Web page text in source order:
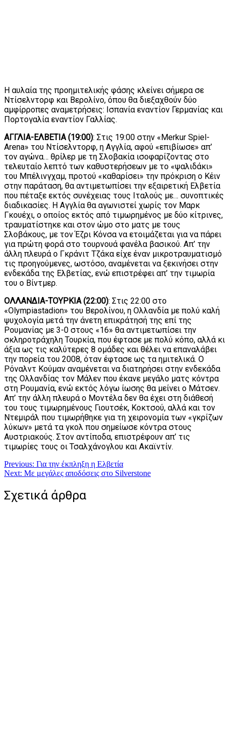
Η αυλαία της προημιτελικής φάσης κλείνει σήμερα σε
Ντίσελντορφ και Βερολίνο, όπου θα διεξαχθούν δύο
αμφίρροπες αναμετρήσεις: Ισπανία εναντίον Γερμανίας και
Πορτογαλία εναντίον Γαλλίας.
ΑΓΓΛΙΑ-ΕΛΒΕΤΙΑ (19:00): Στις 19:00 στην «Merkur Spiel-
Arena» του Ντίσελντορφ, η Αγγλία, αφού «επιβίωσε» απ’
τον αγώνα… θρίλερ με τη Σλοβακία ισοφαρίζοντας στο
τελευταίο λεπτό των καθυστερήσεων με το «ψαλιδάκι»
του Μπέλινγχαμ, προτού «καθαρίσει» την πρόκριση ο Κέιν
στην παράταση, θα αντιμετωπίσει την εξαιρετική Ελβετία
που πέταξε εκτός συνέχειας τους Ιταλούς με… συνοπτικές
διαδικασίες. Η Αγγλία θα αγωνιστεί χωρίς τον Μαρκ
Γκουέχι, ο οποίος εκτός από τιμωρημένος με δύο κίτρινες,
τραυματίστηκε και στον ώμο στο ματς με τους
Σλοβάκους, με τον Έζρι Κόνσα να ετοιμάζεται για να πάρει
για πρώτη φορά στο τουρνουά φανέλα βασικού. Απ’ την
άλλη πλευρά ο Γκράνιτ Τζάκα είχε έναν μικροτραυματισμό
τις προηγούμενες, ωστόσο, αναμένεται να ξεκινήσει στην
ενδεκάδα της Ελβετίας, ενώ επιστρέφει απ’ την τιμωρία
του ο Βίντμερ.
ΟΛΛΑΝΔΙΑ-ΤΟΥΡΚΙΑ (22:00): Στις 22:00 στο
«Olympiastadion» του Βερολίνου, η Ολλανδία με πολύ καλή
ψυχολογία μετά την άνετη επικράτησή της επί της
Ρουμανίας με 3-0 στους «16» θα αντιμετωπίσει την
σκληροτράχηλη Τουρκία, που έφτασε με πολύ κόπο, αλλά κι
άξια ως τις καλύτερες 8 ομάδες και θέλει να επαναλάβει
την πορεία του 2008, όταν έφτασε ως τα ημιτελικά. Ο
Ρόναλντ Κούμαν αναμένεται να διατηρήσει στην ενδεκάδα
της Ολλανδίας τον Μάλεν που έκανε μεγάλο ματς κόντρα
στη Ρουμανία, ενώ εκτός λόγω ίωσης θα μείνει ο Μάτσεν.
Απ’ την άλλη πλευρά ο Μοντέλα δεν θα έχει στη διάθεσή
του τους τιμωρημένους Γιουτσέκ, Κοκτσού, αλλά και τον
Ντεμιράλ που τιμωρήθηκε για τη χειρονομία των «γκρίζων
λύκων» μετά τα γκολ που σημείωσε κόντρα στους
Αυστριακούς. Στον αντίποδα, επιστρέφουν απ’ τις
τιμωρίες τους οι Τσαλχάνογλου και Ακαϊντίν.
Πλοήγηση
άρθρων
Previous: Για την έκπληξη η Ελβετία
Next: Με μεγάλες αποδόσεις στο Silverstone
Σχετικά άρθρα